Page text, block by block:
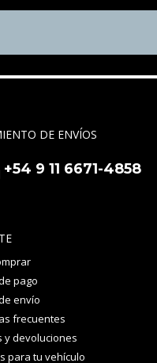
DE ENVÍOS
+54 9 11 6671-4858
pago
envío
frecuentes
y devoluciones
para tu vehículo